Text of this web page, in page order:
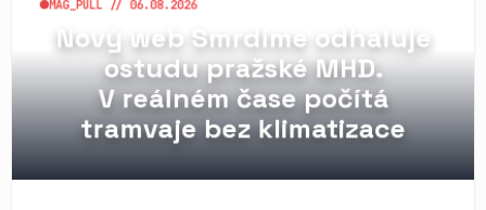
Nový web Smrdíme odhaluje
ostudu pražské MHD.
V reálném čase počítá
tramvaje bez klimatizace